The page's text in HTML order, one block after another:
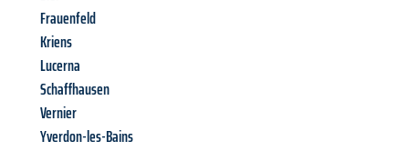
Frauenfeld
Kriens
Lucerna
Schaffhausen
Vernier
Yverdon-les-Bains